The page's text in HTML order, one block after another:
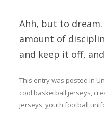
Ahh, but to
amount of
and keep it off,
This entry was posted in
cool basketball jerseys,
jerseys,youth football